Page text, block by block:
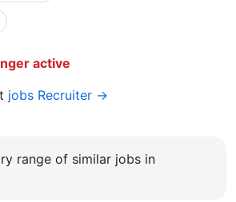
active
jobs Recruiter →
range of similar jobs in